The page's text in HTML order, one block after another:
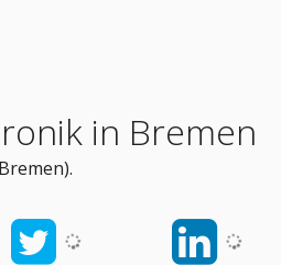
in Bremen